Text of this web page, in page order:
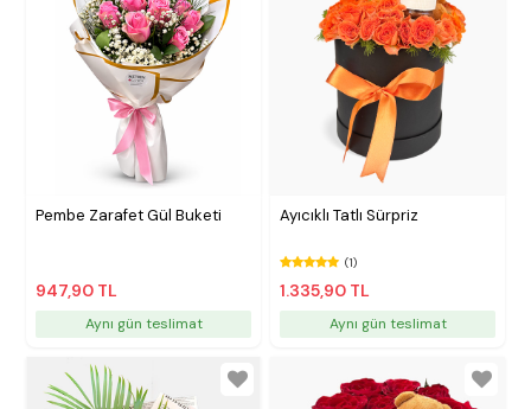
Pembe Zarafet Gül Buketi
947,90 TL
Aynı gün teslimat
Ayıcıklı Tatlı Sürpriz
(1)
1.335,90 TL
Aynı gün teslimat